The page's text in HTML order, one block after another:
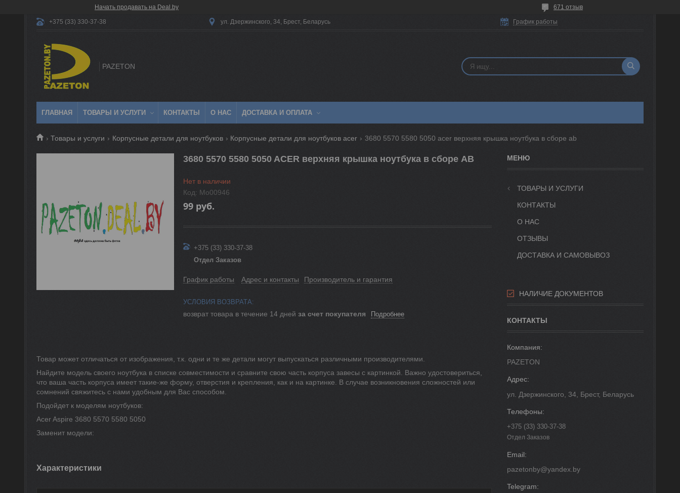
Начать продавать на Deal.by 671 отзыв
+375 (33) 330-37-38 ул. Дзержинского, 34, Брест, Беларусь График работы
PAZETON
ГЛАВНАЯ ТОВАРЫ И УСЛУГИ КОНТАКТЫ О НАС ДОСТАВКА И ОПЛАТА
Товары и услуги Корпусные детали для ноутбуков Корпусные детали для ноутбуков acer 3680 5570 5580 5050 acer верхняя крышкa ноутбука в сборе ab
3680 5570 5580 5050 ACER верхняя крышкa ноутбука в сборе AB
Нет в наличии
Код: Mo00946
99 руб.
+375 (33) 330-37-38
Отдел Заказов
График работы Адрес и контакты Производитель и гарантия
возврат товара в течение 14 дней за счет покупателя Подробнее
Товар может отличаться от изображения, т.к. одни и те же детали могут выпускаться различными производителями.
Найдите модель своего ноутбука в списке совместимости и сравните свою часть корпуса завесы с картинкой. Важно удостовериться,
что ваша часть корпуса имеет такие-же форму, отверстия и крепления, как и на картинке. В случае возникновения сложностей или
сомнений свяжитесь с нами удобным для Вас способом.
Подойдет к моделям ноутбуков:
Acer Aspire 3680 5570 5580 5050
Заменит модели:
Характеристики
ТОВАРЫ И УСЛУГИ
КОНТАКТЫ
О НАС
ОТЗЫВЫ
ДОСТАВКА И САМОВЫВОЗ
НАЛИЧИЕ ДОКУМЕНТОВ
КОНТАКТЫ
PAZETON
ул. Дзержинского, 34, Брест, Беларусь
+375 (33) 330-37-38
Отдел Заказов
pazetonby@yandex.by